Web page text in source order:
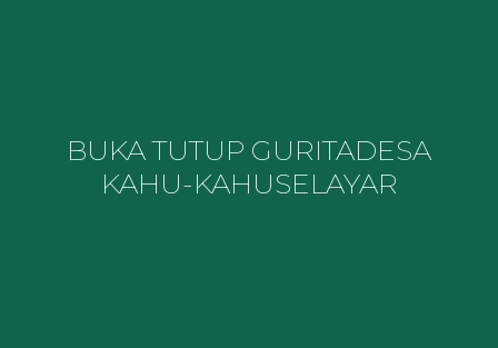
BUKA TUTUP GURITADESA
KAHU-KAHUSELAYAR